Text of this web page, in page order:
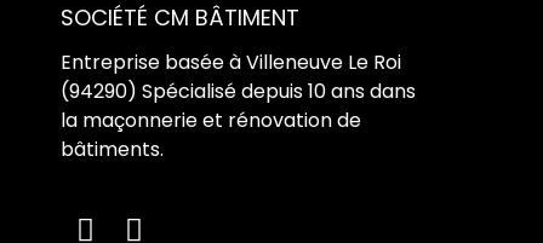
SOCIÉTÉ CM BÂTIMENT
Entreprise basée à Villeneuve Le Roi
(94290) Spécialisé depuis 10 ans dans
la maçonnerie et rénovation de
bâtiments.